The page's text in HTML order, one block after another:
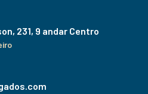
231, 9 andar Centro